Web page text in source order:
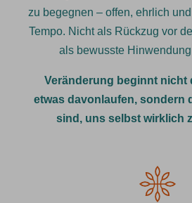
zu begegnen – offen, ehrlich
Tempo. Nicht als Rückzug vor
als bewusste
Veränderung beginnt nicht
etwas davonlaufen, sondern
sind, uns selbst wirklich